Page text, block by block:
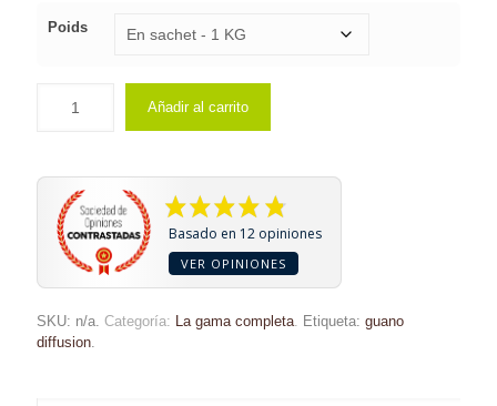
€422.90
Poids
Añadir al carrito
Basado en 12 opiniones
VER OPINIONES
SKU: n/a. Categoría: La gama completa. Etiqueta: guano
diffusion.